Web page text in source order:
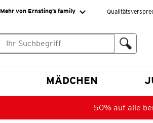
Mehr von Ernsting’s family
MÄDCHEN
50% auf alle